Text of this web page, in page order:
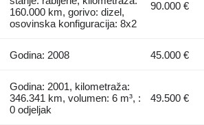
160.000 km, gorivo: dizel,
osovinska konfiguracija: 8x2
90.000 €
Godina: 2008 45.000 €
Godina: 2001, kilometraža:
346.341 km, volumen: 6 m³, :
0 odjeljak
49.500 €